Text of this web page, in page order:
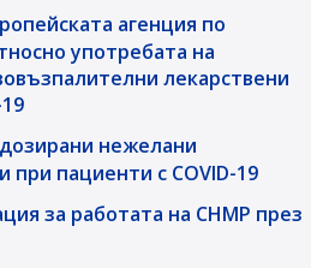
агенция по
употребата на
лекарствени
нежелани
при пациенти с COVID-19
за работата на CHMP през